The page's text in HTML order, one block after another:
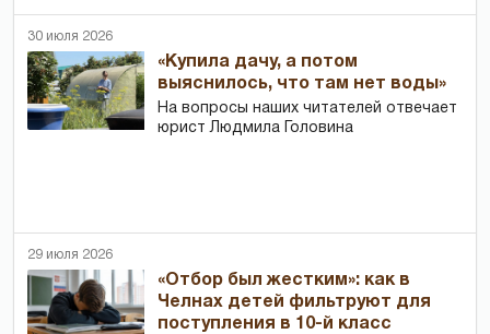
30 июля 2026
«Купила дачу, а потом
выяснилось, что там нет воды»
На вопросы наших читателей отвечает
юрист Людмила Головина
29 июля 2026
«Отбор был жестким»: как в
Челнах детей фильтруют для
поступления в 10-й класс